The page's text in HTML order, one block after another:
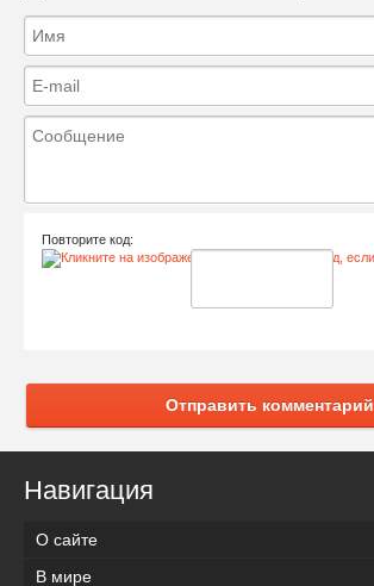
Повторите код:
Отправить комментарий
Навигация
О сайте
В мире